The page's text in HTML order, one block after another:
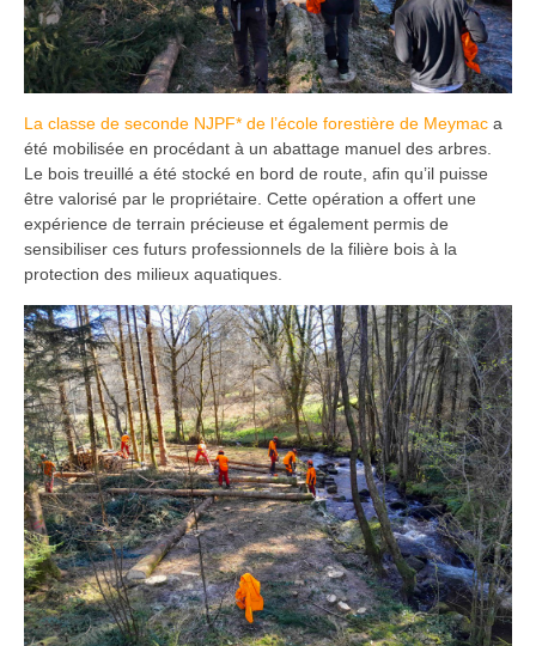
La classe de seconde NJPF* de l’école forestière de Meymac a
été mobilisée en procédant à un abattage manuel des arbres.
Le bois treuillé a été stocké en bord de route, afin qu’il puisse
être valorisé par le propriétaire. Cette opération a offert une
expérience de terrain précieuse et également permis de
sensibiliser ces futurs professionnels de la filière bois à la
protection des milieux aquatiques.